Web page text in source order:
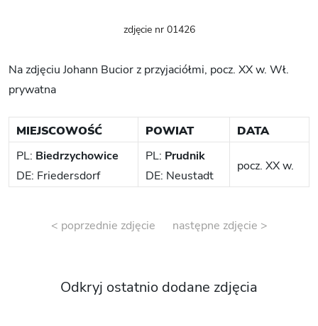
zdjęcie nr 01426
Na zdjęciu Johann Bucior z przyjaciółmi, pocz. XX w. Wł.
prywatna
MIEJSCOWOŚĆ POWIAT
DATA
PL: Biedrzychowice
DE: Friedersdorf
PL: Prudnik
DE: Neustadt
pocz. XX w.
< poprzednie zdjęcie następne zdjęcie >
Odkryj ostatnio dodane zdjęcia